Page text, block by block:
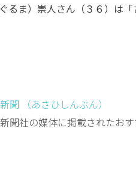
るま）崇人さん（３６）は
聞 （あさひしんぶん）
聞社の媒体に掲載されたおす